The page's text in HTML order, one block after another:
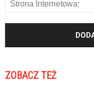
ZOBACZ TEŻ